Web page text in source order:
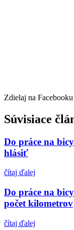
Zdielaj na Facebooku
Súvisiace
Do práce na
hlásiť
čítaj ďalej
Do práce na
počet kilometrov
čítaj ďalej